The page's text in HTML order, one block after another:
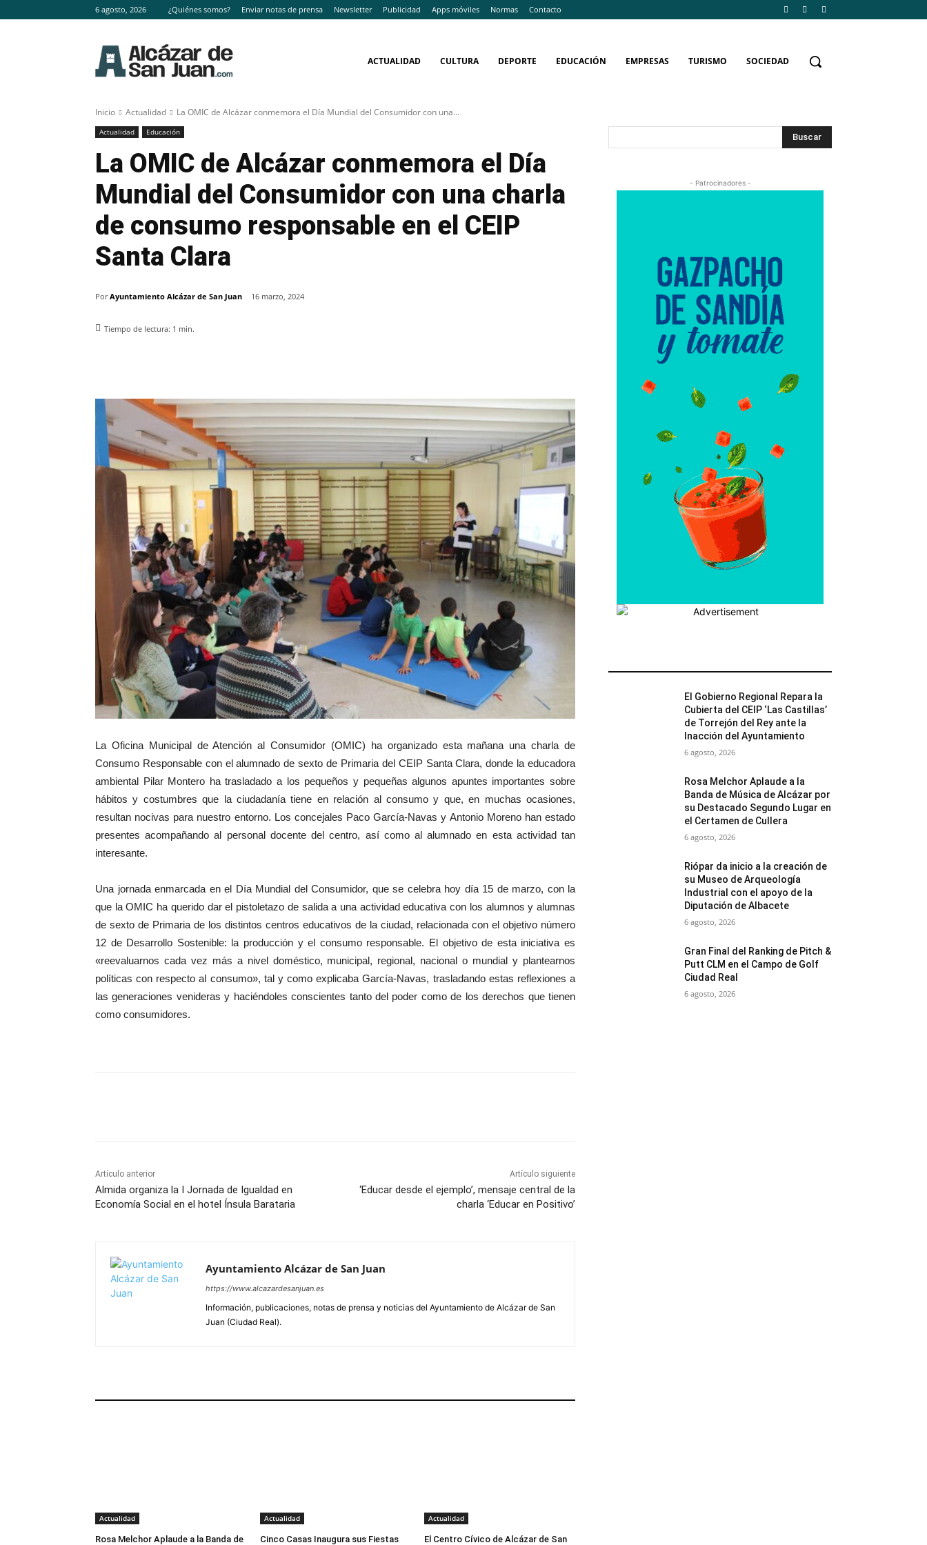
6 agosto, 2026 ¿Quiénes somos? Enviar notas de prensa Newsletter Publicidad Apps móviles Normas Contacto
ACTUALIDAD CULTURA DEPORTE EDUCACIÓN EMPRESAS TURISMO SOCIEDAD
Inicio Actualidad La OMIC de Alcázar conmemora el Día Mundial del Consumidor con una...
Actualidad Educación
La OMIC de Alcázar conmemora el Día
Mundial del Consumidor con una charla
de consumo responsable en el CEIP
Santa Clara
Por Ayuntamiento Alcázar de San Juan 16 marzo, 2024
Tiempo de lectura: 1 min.
La Oficina Municipal de Atención al Consumidor (OMIC) ha organizado esta mañana una charla de
Consumo Responsable con el alumnado de sexto de Primaria del CEIP Santa Clara, donde la educadora
ambiental Pilar Montero ha trasladado a los pequeños y pequeñas algunos apuntes importantes sobre
hábitos y costumbres que la ciudadanía tiene en relación al consumo y que, en muchas ocasiones,
resultan nocivas para nuestro entorno. Los concejales Paco García-Navas y Antonio Moreno han estado
presentes acompañando al personal docente del centro, así como al alumnado en esta actividad tan
interesante.
Una jornada enmarcada en el Día Mundial del Consumidor, que se celebra hoy día 15 de marzo, con la
que la OMIC ha querido dar el pistoletazo de salida a una actividad educativa con los alumnos y alumnas
de sexto de Primaria de los distintos centros educativos de la ciudad, relacionada con el objetivo número
12 de Desarrollo Sostenible: la producción y el consumo responsable. El objetivo de esta iniciativa es
«reevaluarnos cada vez más a nivel doméstico, municipal, regional, nacional o mundial y plantearnos
políticas con respecto al consumo», tal y como explicaba García-Navas, trasladando estas reflexiones a
las generaciones venideras y haciéndoles conscientes tanto del poder como de los derechos que tienen
como consumidores.
Artículo anterior
Almida organiza la I Jornada de Igualdad en
Economía Social en el hotel Ínsula Barataria
Artículo siguiente
‘Educar desde el ejemplo’, mensaje central de la
charla ‘Educar en Positivo’
Ayuntamiento Alcázar de San Juan
https://www.alcazardesanjuan.es
Información, publicaciones, notas de prensa y noticias del Ayuntamiento de Alcázar de San
Juan (Ciudad Real).
Actualidad
Rosa Melchor Aplaude a la Banda de
Actualidad
Cinco Casas Inaugura sus Fiestas
Actualidad
El Centro Cívico de Alcázar de San
Buscar
- Patrocinadores -
El Gobierno Regional Repara la
Cubierta del CEIP ‘Las Castillas’
de Torrejón del Rey ante la
Inacción del Ayuntamiento
6 agosto, 2026
Rosa Melchor Aplaude a la
Banda de Música de Alcázar por
su Destacado Segundo Lugar en
el Certamen de Cullera
6 agosto, 2026
Riópar da inicio a la creación de
su Museo de Arqueología
Industrial con el apoyo de la
Diputación de Albacete
6 agosto, 2026
Gran Final del Ranking de Pitch &
Putt CLM en el Campo de Golf
Ciudad Real
6 agosto, 2026